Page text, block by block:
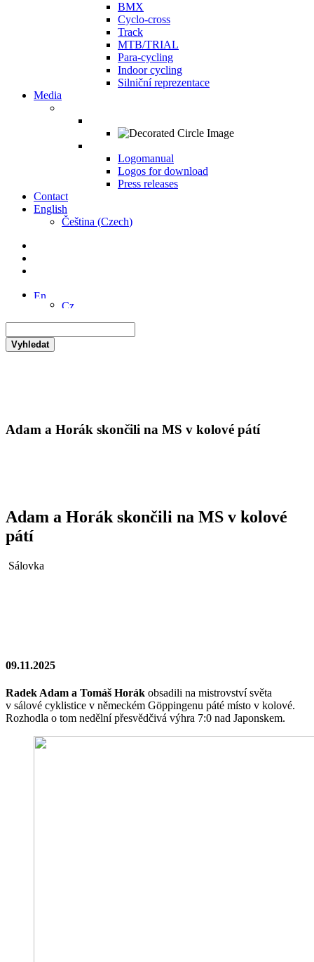
BMX
Cyclo-cross
Track
MTB/TRIAL
Para-cycling
Indoor cycling
Silniční reprezentace
Media
Logomanual
Logos for download
Press releases
Contact
English
Čeština (Czech)
Vyhledat
Adam a Horák skončili na MS v kolové pátí
Adam a Horák skončili na MS v kolové
pátí
Sálovka
09.11.2025
Radek Adam a Tomáš Horák obsadili na mistrovství světa
v sálové cyklistice v německém Göppingenu páté místo v kolové.
Rozhodla o tom nedělní přesvědčivá výhra 7:0 nad Japonskem.